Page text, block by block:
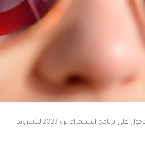
في الواقع فإن الأمر متاح وسهل للغاية. إذ أنه بإمكان أي مستخدم أن يقوم بتسجيل الدخول على برنامج انستجرام برو 2023 للأندرويد.